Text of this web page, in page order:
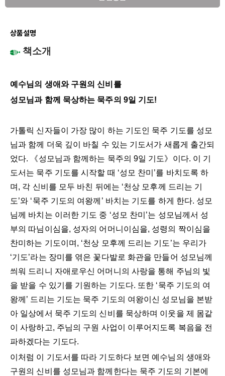
상품설명
책소개
예수님의 생애와 구원의 신비를
성모님과 함께 묵상하는 묵주의 9일 기도!
가톨릭 신자들이 가장 많이 하는 기도인 묵주 기도를 성모
님과 함께 더욱 깊이 바칠 수 있는 기도서가 새롭게 출간되
었다. 《성모님과 함께하는 묵주의 9일 기도》이다. 이 기
도서는 묵주 기도를 시작할 때 ‘성모 찬미’를 바치도록 하
며, 각 신비를 모두 바친 뒤에는 ‘천상 모후께 드리는 기
도’와 ‘묵주 기도의 여왕께’ 바치는 기도를 하게 한다. 성모
님께 바치는 이러한 기도 중 ‘성모 찬미’는 성모님께서 성
부의 따님이심을, 성자의 어머니이심을, 성령의 짝이심을
찬미하는 기도이며, ‘천상 모후께 드리는 기도’는 우리가
‘기도’라는 장미를 엮은 꽃다발로 화관을 만들어 성모님께
씌워 드리니 자애로우신 어머니의 사랑을 통해 주님의 빛
을 받을 수 있기를 기원하는 기도다. 또한 ‘묵주 기도의 여
왕께’ 드리는 기도는 묵주 기도의 여왕이신 성모님을 본받
아 일상에서 묵주 기도의 신비를 묵상하며 이웃을 제 몸같
이 사랑하고, 주님의 구원 사업이 이루어지도록 복음을 전
파하겠다는 기도다.
이처럼 이 기도서를 따라 기도하다 보면 예수님의 생애와
구원의 신비를 성모님과 함께한다는 묵주 기도의 기본에